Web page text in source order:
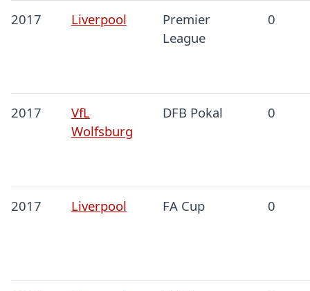
2017 Liverpool
Premier
League
0
2017
VfL
Wolfsburg
DFB Pokal 0
2017 Liverpool FA Cup 0